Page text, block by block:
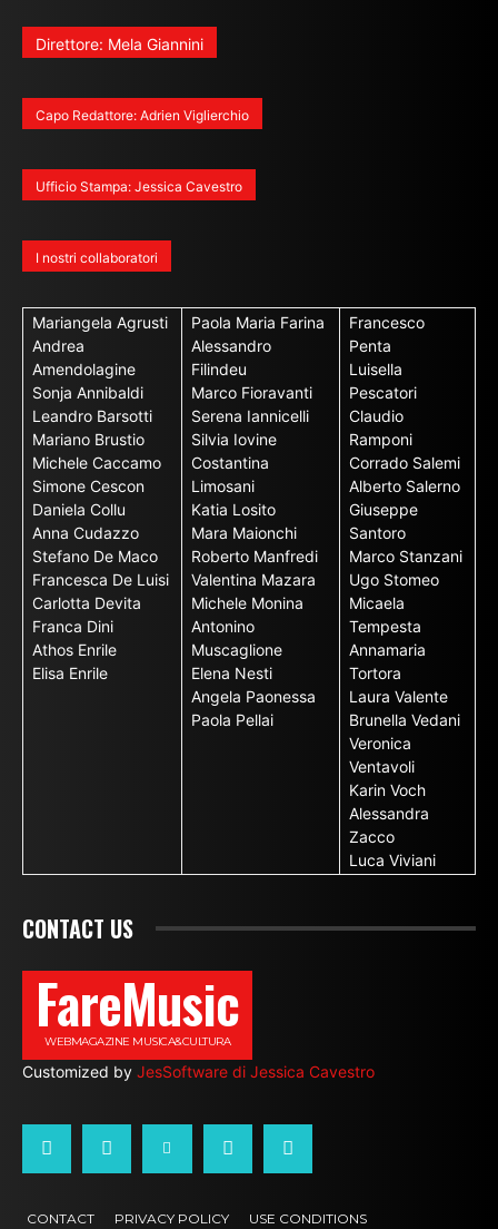
Direttore: Mela Giannini
Capo Redattore: Adrien Viglierchio
Ufficio Stampa: Jessica Cavestro
I nostri collaboratori
Mariangela Agrusti
Andrea
Amendolagine
Sonja Annibaldi
Leandro Barsotti
Mariano Brustio
Michele Caccamo
Simone Cescon
Daniela Collu
Anna Cudazzo
Stefano De Maco
Francesca De Luisi
Carlotta Devita
Franca Dini
Athos Enrile
Elisa Enrile
Paola Maria Farina
Alessandro
Filindeu
Marco Fioravanti
Serena Iannicelli
Silvia Iovine
Costantina
Limosani
Katia Losito
Mara Maionchi
Roberto Manfredi
Valentina Mazara
Michele Monina
Antonino
Muscaglione
Elena Nesti
Angela Paonessa
Paola Pellai
Francesco
Penta
Luisella
Pescatori
Claudio
Ramponi
Corrado Salemi
Alberto Salerno
Giuseppe
Santoro
Marco Stanzani
Ugo Stomeo
Micaela
Tempesta
Annamaria
Tortora
Laura Valente
Brunella Vedani
Veronica
Ventavoli
Karin Voch
Alessandra
Zacco
Luca Viviani
CONTACT US
FareMusic
WEBMAGAZINE MUSICA&CULTURA
Customized by JesSoftware di Jessica Cavestro
CONTACT PRIVACY POLICY USE CONDITIONS